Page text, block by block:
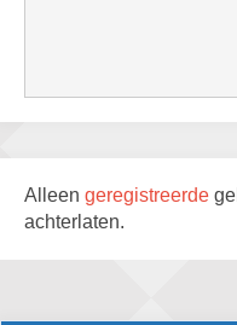
Alleen geregistreerde
achterlaten.